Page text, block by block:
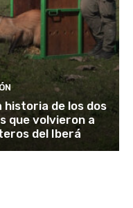
de los dos
que volvieron a
del Iberá